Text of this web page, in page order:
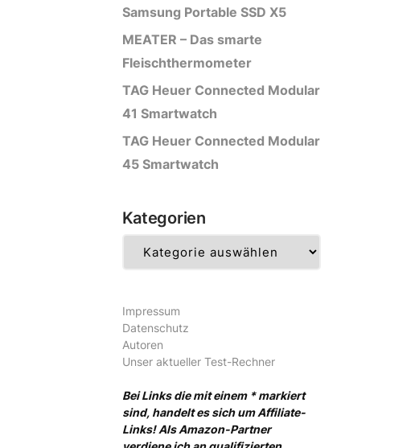
Samsung Portable SSD X5
MEATER – Das smarte
Fleischthermometer
TAG Heuer Connected Modular
41 Smartwatch
TAG Heuer Connected Modular
45 Smartwatch
Kategorien
Impressum
Datenschutz
Autoren
Unser aktueller Test-Rechner
Bei Links die mit einem * markiert
sind, handelt es sich um Affiliate-
Links! Als Amazon-Partner